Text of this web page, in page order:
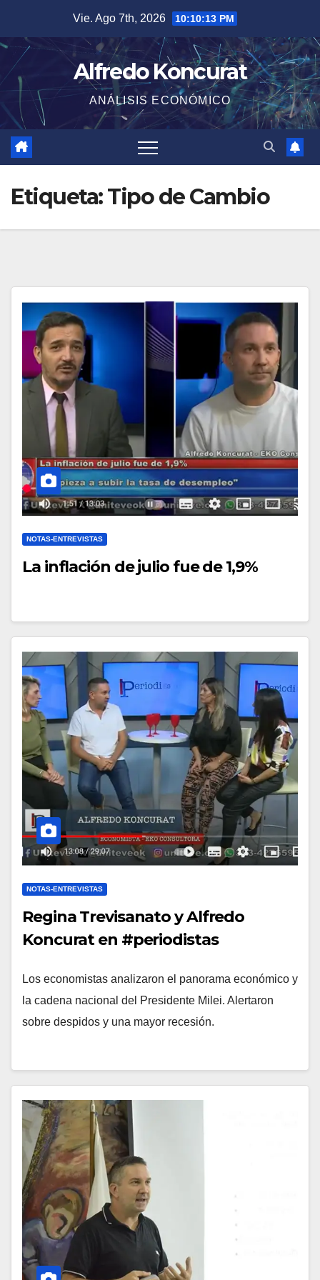
contenido
Vie. Ago 7th, 2026 10:10:13 PM
Alfredo Koncurat
ANÁLISIS ECONÓMICO
Etiqueta:Tipo de Cambio
NOTAS-ENTREVISTAS
La inflación de julio fue de 1,9%
NOTAS-ENTREVISTAS
Regina Trevisanato y Alfredo
Koncurat en #periodistas
Los economistas analizaron el panorama económico y
la cadena nacional del Presidente Milei. Alertaron
sobre despidos y una mayor recesión.